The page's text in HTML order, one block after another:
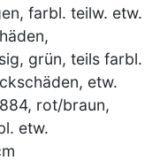
farbl. teilw. etw.
grün, teils farbl.
etw.
rot/braun,
etw.